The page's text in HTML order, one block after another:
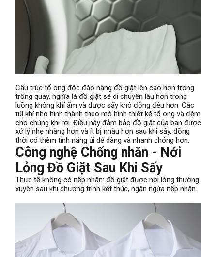
Cấu trúc tổ ong độc đáo nâng đồ giặt lên cao hơn trong
trống quay, nghĩa là đồ giặt sẽ di chuyển lâu hơn trong
luồng không khí ấm và được sấy khô đồng đều hơn. Các
túi khí nhỏ hình thành theo mô hình thiết kế tổ ong và đệm
cho chúng khi rơi. Điều này đảm bảo đồ giặt của bạn được
xử lý nhẹ nhàng hơn và ít bị nhàu hơn sau khi sấy, đồng
thời có thêm tính năng ủi dễ dàng và nhanh chóng hơn.
Công nghệ Chống nhăn - Nới
Lỏng Đồ Giặt Sau Khi Sấy
Thực tế không có nếp nhăn: đồ giặt được nới lỏng thường
xuyên sau khi chương trình kết thúc, ngăn ngừa nếp nhăn.